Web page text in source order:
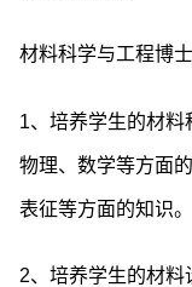
材料科学与工程博
1、培养学生的材料
物理、数学等方面
表征等方面的知识。
2、培养学生的材料